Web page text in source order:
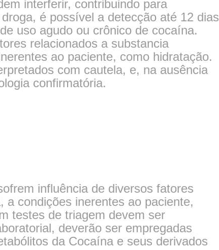
interferir, contribuindo para
é possível a detecção até 12 dias
uso agudo ou crônico de cocaína.
relacionados a substancia
ao paciente, como hidratação.
com cautela, e, na ausência
confirmatória.
influência de diversos fatores
a condições inerentes ao paciente,
testes de triagem devem ser
deverão ser empregadas
da Cocaína e seus derivados